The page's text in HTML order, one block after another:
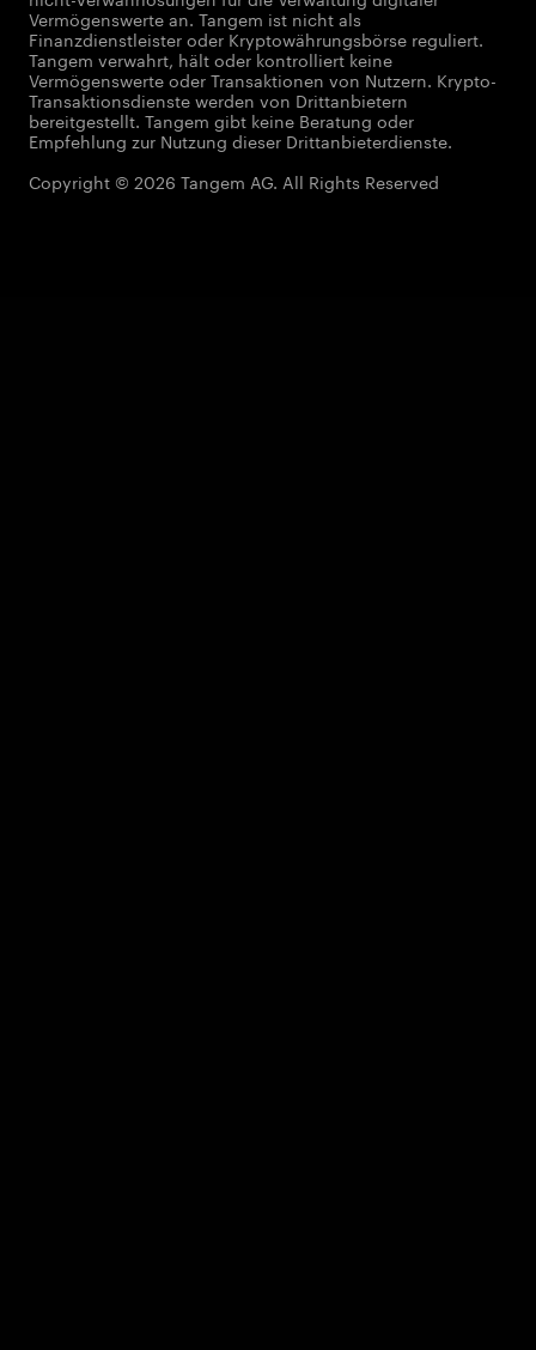
Vermögenswerte an. Tangem ist nicht als
Finanzdienstleister oder Kryptowährungsbörse reguliert.
Tangem verwahrt, hält oder kontrolliert keine
Vermögenswerte oder Transaktionen von Nutzern. Krypto-
Transaktionsdienste werden von Drittanbietern
bereitgestellt. Tangem gibt keine Beratung oder
Empfehlung zur Nutzung dieser Drittanbieterdienste.